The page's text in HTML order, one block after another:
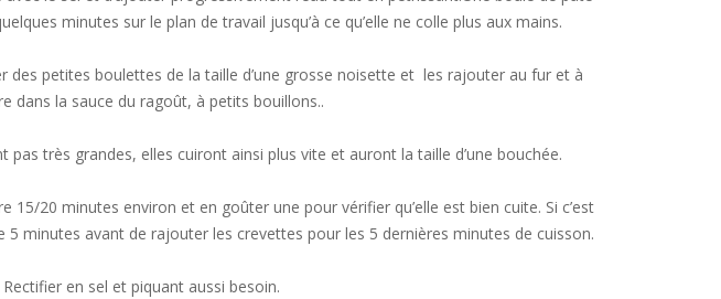
minutes sur le plan de travail jusqu’à ce qu’elle ne colle plus aux mains.
des petites boulettes de la taille d’une grosse noisette et les rajouter au fur et à
dans la sauce du ragoût, à petits bouillons..
très grandes, elles cuiront ainsi plus vite et auront la taille d’une bouchée.
20 minutes environ et en goûter une pour vérifier qu’elle est bien cuite. Si c’est
minutes avant de rajouter les crevettes pour les 5 dernières minutes de cuisson.
Rectifier en sel et piquant aussi besoin.